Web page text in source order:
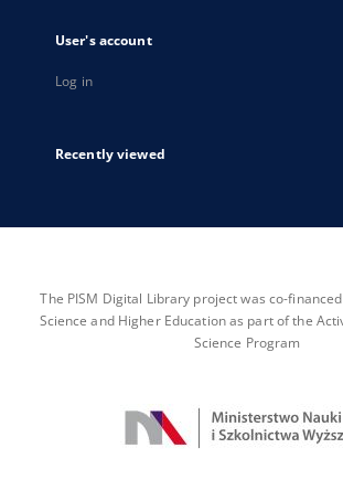
User's account
Log in
Recently viewed
The PISM Digital Library project was co-
Science and Higher Education as part of the
Science Program